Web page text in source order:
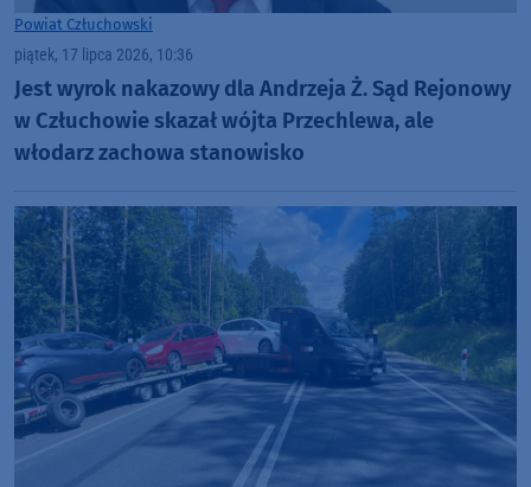
Powiat Człuchowski
piątek, 17 lipca 2026, 10:36
Jest wyrok nakazowy dla Andrzeja Ż. Sąd Rejonowy
w Człuchowie skazał wójta Przechlewa, ale
włodarz zachowa stanowisko